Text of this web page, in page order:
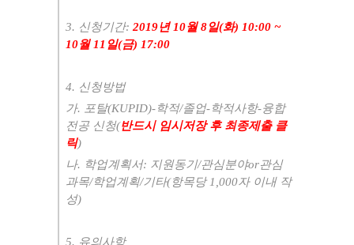
3. 신청기간:2019년10월8일(화) 10:00 ~
10월11 일(금) 17:00
4. 신청방법
가. 포탈(KUPID)-학적/졸업-학적사항-융합
전공 신청(반드시 임시저장 후 최종제출 클
릭)
나. 학업계획서: 지원동기/관심분야or관심
과목/학업계획/기타(항목당 1,000자 이내 작
성)
5. 유의사항